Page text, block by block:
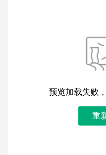
预览加载失败
重